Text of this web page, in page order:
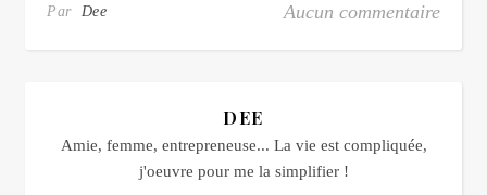
Par Dee Aucun commentaire
DEE
Amie, femme, entrepreneuse... La vie est compliquée,
j'oeuvre pour me la simplifier !